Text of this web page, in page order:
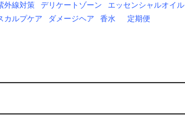
外線対策
デリケートゾーン
エッセンシャルオイル
カルプケア
ダメージヘア 香水 定期便